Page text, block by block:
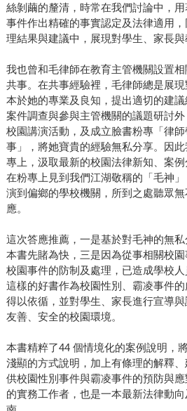
絲剝繭的釐清，時常在我們討論中，
事件作出精確的事實認定及法律適用
理結果與建議中，展現對學生、家長與
我也曾和毛律師在教育主管機關設置
共事。在共事經驗裡，毛律師總是展現
本於她的專業及良知，提出適切的建
案件調查與參與主管機關的議題研討
校園講演活動，及成立臉書粉專「律
事」，將她寶貴的經驗無私分享。因
專上，汲取最新的校園法律新知、案
在粉專上見到我們江湖敬稱的「毛神
演到偏鄉的學校機關，所到之處聽眾
應。
這次答應推薦，一是基於對毛神的無
本書先賭為快，三是因為從事相關校
校園事件的防制及處理，已造成學校
這樣的好書作為校園性別、霸凌事件
得以依循，並對學生、家長進行宣導
友善、安全的校園環境。
本書精粹了44 個情境化的案例說明，
淺顯的方式說明，加上有條理的解釋
供校園性別事件與霸凌事件的預防與
的實務工作者，也是一本最新法律動